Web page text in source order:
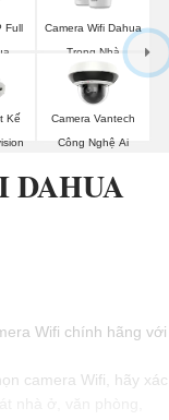
Full
Camera Wifi Dahua
Trong Nhà
Kế
Camera Vantech
Công Nghệ Ai
DAHUA
Wifi chính hãng với
camera Wifi, hãy xác